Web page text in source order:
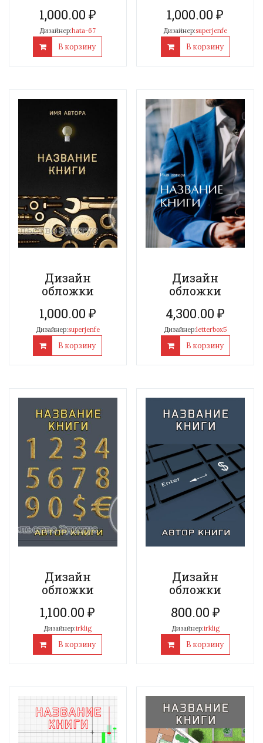
1,000.00 ₽
Дизайнер:hata-67
В корзину
1,000.00₽
Дизайнер:superjenfe
В корзину
Дизайн
обложки
1,000.00 ₽
Дизайнер:superjenfe
В корзину
Дизайн
обложки
4,300.00₽
Дизайнер:letterbox5
В корзину
Дизайн
обложки
1,100.00₽
Дизайнер:irklig
В корзину
Дизайн
обложки
800.00 ₽
Дизайнер:irklig
В корзину